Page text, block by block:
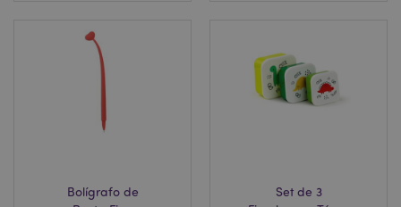
Bolígrafo de
Set de 3